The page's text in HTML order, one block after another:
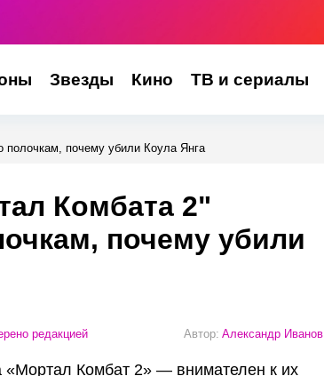
Звезды Кино ТВ и сериалы
почему убили Коула Янга
Комбата 2"
почему убили
редакцией Автор: Александр Иванов
«Мортал Комбат 2» — внимателен к их